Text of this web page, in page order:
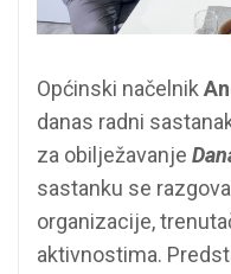
Općinski načelnik
danas radni
za obilježavanje
sastanku se
organizacije,
aktivnostima.